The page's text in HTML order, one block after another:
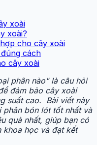
xoài
xoài?
cho cây xoài
cách
cây xoài
phân nào" là câu hỏi
đảm bảo cây xoài
suất cao. Bài viết này
bón lót tốt nhất và
quả nhất, giúp bạn có
khoa học và đạt kết